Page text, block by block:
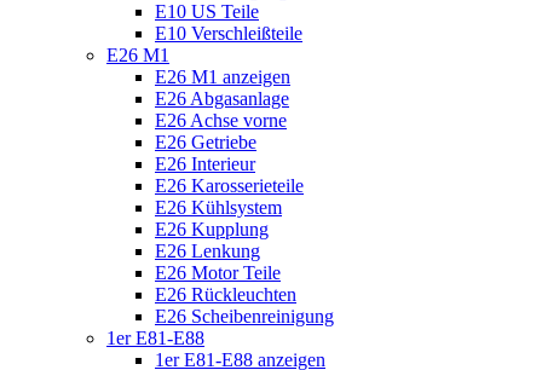
E10 US Teile
E10 Verschleißteile
E26 M1
E26 M1 anzeigen
E26 Abgasanlage
E26 Achse vorne
E26 Getriebe
E26 Interieur
E26 Karosserieteile
E26 Kühlsystem
E26 Kupplung
E26 Lenkung
E26 Motor Teile
E26 Rückleuchten
E26 Scheibenreinigung
1er E81-E88
1er E81-E88 anzeigen